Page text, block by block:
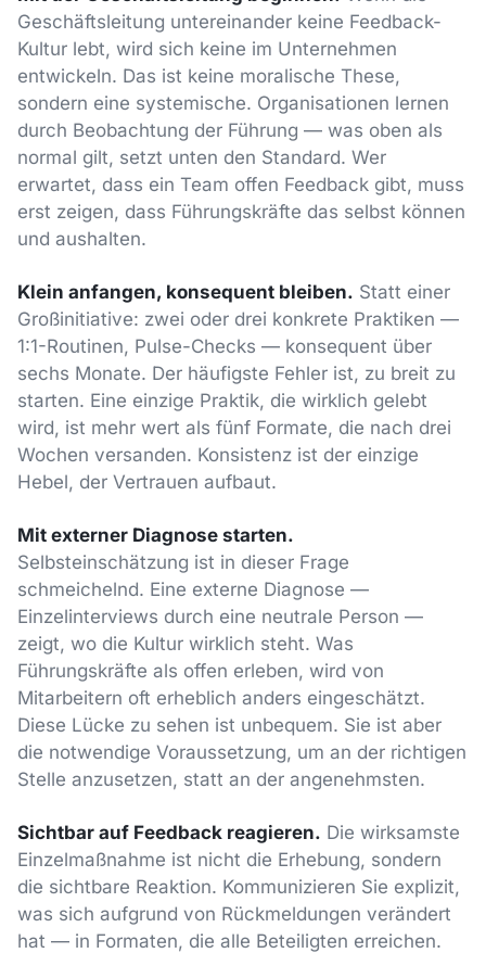
Geschäftsleitung untereinander keine Feedback-
Kultur lebt, wird sich keine im Unternehmen
entwickeln. Das ist keine moralische These,
sondern eine systemische. Organisationen lernen
durch Beobachtung der Führung — was oben als
normal gilt, setzt unten den Standard. Wer
erwartet, dass ein Team offen Feedback gibt, muss
erst zeigen, dass Führungskräfte das selbst können
und aushalten.
Klein anfangen, konsequent bleiben. Statt einer
Großinitiative: zwei oder drei konkrete Praktiken —
1:1-Routinen, Pulse-Checks — konsequent über
sechs Monate. Der häufigste Fehler ist, zu breit zu
starten. Eine einzige Praktik, die wirklich gelebt
wird, ist mehr wert als fünf Formate, die nach drei
Wochen versanden. Konsistenz ist der einzige
Hebel, der Vertrauen aufbaut.
Mit externer Diagnose starten.
Selbsteinschätzung ist in dieser Frage
schmeichelnd. Eine externe Diagnose —
Einzelinterviews durch eine neutrale Person —
zeigt, wo die Kultur wirklich steht. Was
Führungskräfte als offen erleben, wird von
Mitarbeitern oft erheblich anders eingeschätzt.
Diese Lücke zu sehen ist unbequem. Sie ist aber
die notwendige Voraussetzung, um an der richtigen
Stelle anzusetzen, statt an der angenehmsten.
Sichtbar auf Feedback reagieren. Die wirksamste
Einzelmaßnahme ist nicht die Erhebung, sondern
die sichtbare Reaktion. Kommunizieren Sie explizit,
was sich aufgrund von Rückmeldungen verändert
hat — in Formaten, die alle Beteiligten erreichen.